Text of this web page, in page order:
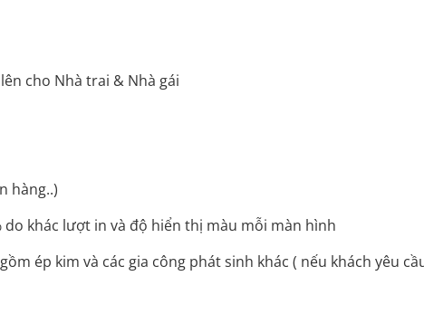
cho Nhà trai & Nhà gái
hàng..)
do khác lượt in và độ hiển thị màu mỗi màn hình
ép kim và các gia công phát sinh khác ( nếu khách yêu